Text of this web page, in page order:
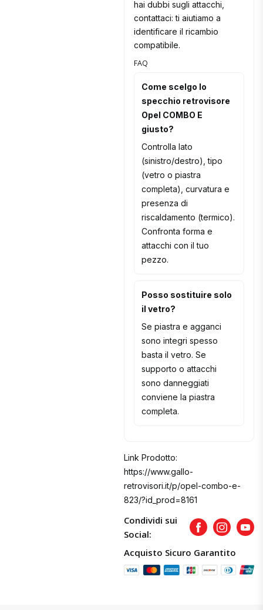
hai dubbi sugli attacchi,
contattaci: ti aiutiamo a
identificare il ricambio
compatibile.
FAQ
Come scelgo lo
specchio retrovisore
Opel COMBO E
giusto?
Controlla lato
(sinistro/destro), tipo
(vetro o piastra
completa), curvatura e
presenza di
riscaldamento (termico).
Confronta forma e
attacchi con il tuo
pezzo.
Posso sostituire solo
il vetro?
Se piastra e agganci
sono integri spesso
basta il vetro. Se
supporto o attacchi
sono danneggiati
conviene la piastra
completa.
Link Prodotto:
https://www.gallo-
retrovisori.it/p/opel-combo-e-
823/?id_prod=8161
Condividi sui
Social:
FacebookInstagram
Acquisto Sicuro Garantito